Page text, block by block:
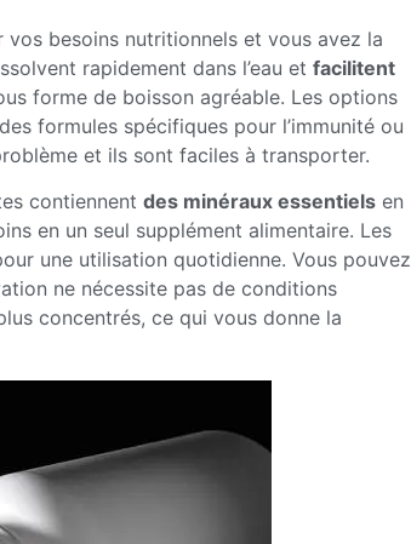
besoins nutritionnels et vous avez la
rapidement dans l’eau et facilitent
forme de boisson agréable. Les options
formules spécifiques pour l’immunité ou
et ils sont faciles à transporter.
contiennent des minéraux essentiels en
en un seul supplément alimentaire. Les
une utilisation quotidienne. Vous pouvez
ne nécessite pas de conditions
concentrés, ce qui vous donne la